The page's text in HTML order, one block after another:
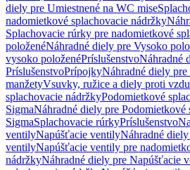
diely pre Umiestnené na WC mise
nadomietkové splachovacie nádržky
Splachovacie rúrky pre nadomietkové
položenéNáhradné diely pre Vysoko
vysoko položenéPríslušenstvoNáhradné
PríslušenstvoPrípojkyNáhradné diely
manžetyVsuvky, ružice a diely proti
splachovacie nádržkyPodomietkové
SigmaNáhradné diely pre Podomietkové
SigmaSplachovacie rúrkyPríslušenstvo
ventilyNapúšťacie ventilyNáhradné
ventilyNapúšťacie ventily pre
nádržkyNáhradné diely pre Napúšťacie